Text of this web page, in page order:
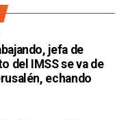
jefa de
del IMSS se va de
echando